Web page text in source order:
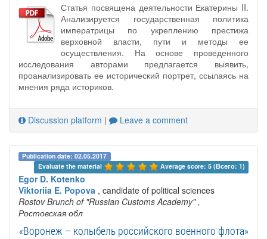
Статья посвящена деятельности Екатерины II.
Анализируется государственная политика
императрицы по укреплению престижа
верховной власти, пути и методы ее
осуществления. На основе проведенного
исследования авторами предлагается выявить,
проанализировать ее исторический портрет, ссылаясь на
мнения ряда историков.
Discussion platform | Leave a comment
Publication date: 02.05.2017
Evaluate the material
Average score: 5 (Всего: 1)
Egor D. Kotenko
Viktoriia E. Popova , candidate of political sciences
Rostov Brunch of "Russian Customs Academy" ,
Ростовская обл
«Воронеж – колыбель российского военного флота»